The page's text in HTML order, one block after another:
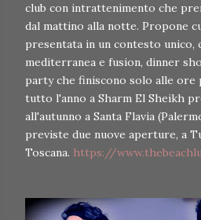
club con intrattenimento che
dal mattino alla notte. Propone
presentata in un contesto
mediterranea e fusion, dinner
party che finiscono solo alle ore
tutto l'anno a Sharm El Sheikh
all'autunno a Santa Flavia
previste due nuove aperture, a
Toscana. https://